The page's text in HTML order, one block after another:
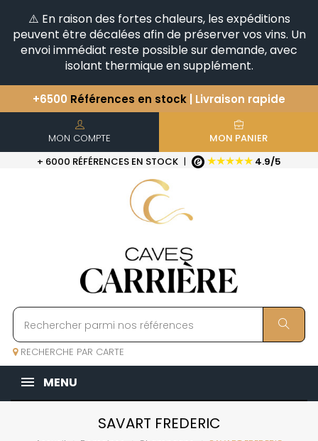
⚠️ En raison des fortes chaleurs, les expéditions
peuvent être décalées afin de préserver vos vins. Un
envoi immédiat reste possible sur demande, avec
isolant thermique en supplément.
+6500 Références en stock | Livraison rapide
Vous avez une question ?
Découvrez notre sélection
d'Horizontales & Verticales
MON COMPTE
MON PANIER
+ 6000 RÉFÉRENCES EN STOCK | ★★★★★ 4.9/5
RECHERCHE PAR CARTE
MENU
SAVART FREDERIC